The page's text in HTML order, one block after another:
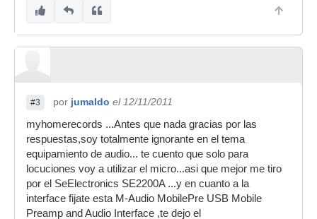
#3 por jumaldo el 12/11/2011
myhomerecords ...Antes que nada gracias por las
respuestas,soy totalmente ignorante en el tema
equipamiento de audio... te cuento que solo para
locuciones voy a utilizar el micro...asi que mejor me tiro
por el SeElectronics SE2200A ...y en cuanto a la
interface fijate esta M-Audio MobilePre USB Mobile
Preamp and Audio Interface ,te dejo el